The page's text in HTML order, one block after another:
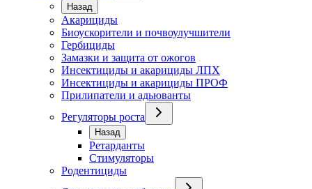
Назад
Акарициды
Биоускорители и почвоулучшители
Гербициды
Замазки и защита от ожогов
Инсектициды и акарициды ЛПХ
Инсектициды и акарициды ПРОФ
Прилипатели и адьюванты
Регуляторы роста
Назад
Ретарданты
Стимуляторы
Родентициды